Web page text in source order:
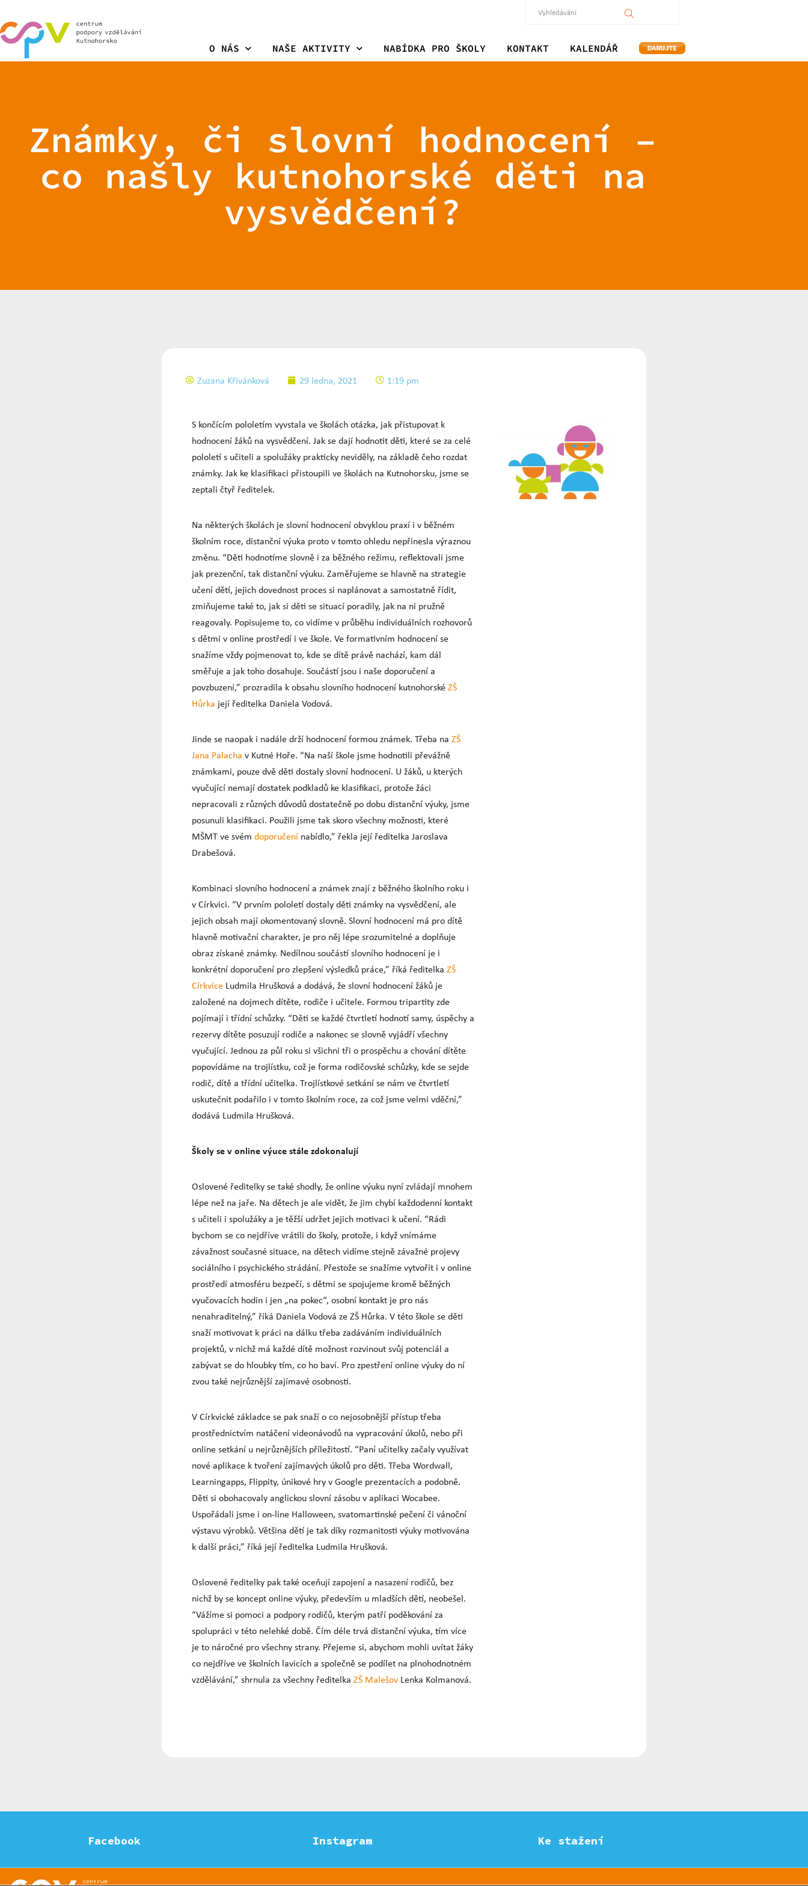
O NÁS NAŠE AKTIVITY NABÍDKA PRO ŠKOLY KONTAKT KALENDÁŘ
Známky, či slovní hodnocení –
co našly kutnohorské děti na
vysvědčení?
Zuzana Křivánková 29 ledna, 2021 1:19 pm
S končícím pololetím vyvstala ve školách otázka, jak přistupovat k
hodnocení žáků na vysvědčení. Jak se dají hodnotit děti, které se za celé
pololetí s učiteli a spolužáky prakticky neviděly, na základě čeho rozdat
známky. Jak ke klasifikaci přistoupili ve školách na Kutnohorsku, jsme se
zeptali čtyř ředitelek.
Na některých školách je slovní hodnocení obvyklou praxí i v běžném
školním roce, distanční výuka proto v tomto ohledu nepřinesla výraznou
změnu. “Děti hodnotíme slovně i za běžného režimu, reflektovali jsme
jak prezenční, tak distanční výuku. Zaměřujeme se hlavně na strategie
učení dětí, jejich dovednost proces si naplánovat a samostatně řídit,
zmiňujeme také to, jak si děti se situací poradily, jak na ni pružně
reagovaly. Popisujeme to, co vidíme v průběhu individuálních rozhovorů
s dětmi v online prostředí i ve škole. Ve formativním hodnocení se
snažíme vždy pojmenovat to, kde se dítě právě nachází, kam dál
směřuje a jak toho dosahuje. Součástí jsou i naše doporučení a
povzbuzení,” prozradila k obsahu slovního hodnocení kutnohorskéZŠ
Hůrka její ředitelka Daniela Vodová.
Jinde se naopak i nadále drží hodnocení formou známek. Třeba na ZŠ
Jana Palacha v Kutné Hoře. “Na naší škole jsme hodnotili převážně
známkami, pouze dvě děti dostaly slovní hodnocení. U žáků, u kterých
vyučující nemají dostatek podkladů ke klasifikaci, protože žáci
nepracovali z různých důvodů dostatečně po dobu distanční výuky, jsme
posunuli klasifikaci. Použili jsme tak skoro všechny možnosti, které
MŠMT ve svém doporučenínabídlo,” řekla její ředitelka Jaroslava
Drabešová.
Kombinaci slovního hodnocení a známek znají z běžného školního roku i
v Církvici. “V prvním pololetí dostaly děti známky na vysvědčení, ale
jejich obsah mají okomentovaný slovně. Slovní hodnocení má pro dítě
hlavně motivační charakter, je pro něj lépe srozumitelné a doplňuje
obraz získané známky. Nedílnou součástí slovního hodnocení je i
konkrétní doporučení pro zlepšení výsledků práce,” říká ředitelka ZŠ
CírkviceLudmila Hrušková a dodává, že slovní hodnocení žáků je
založené na dojmech dítěte, rodiče i učitele. Formou tripartity zde
pojímají i třídní schůzky. “Děti se každé čtvrtletí hodnotí samy, úspěchy a
rezervy dítěte posuzují rodiče a nakonec se slovně vyjádří všechny
vyučující. Jednou za půl roku si všichni tři o prospěchu a chování dítěte
popovídáme na trojlístku, což je forma rodičovské schůzky, kde se sejde
rodič, dítě a třídní učitelka. Trojlístkové setkání se nám ve čtvrtletí
uskutečnit podařilo i v tomto školním roce, za což jsme velmi vděční,”
dodává Ludmila Hrušková.
Školy se v online výuce stále zdokonalují
Oslovené ředitelky se také shodly, že online výuku nyní zvládají mnohem
lépe než na jaře. Na dětech je ale vidět, že jim chybí každodenní kontakt
s učiteli i spolužáky a je těžší udržet jejich motivaci k učení. “Rádi
bychom se co nejdříve vrátili do školy, protože, i když vnímáme
závažnost současné situace, na dětech vidíme stejně závažné projevy
sociálního i psychického strádání. Přestože se snažíme vytvořit i v online
prostředí atmosféru bezpečí, s dětmi se spojujeme kromě běžných
vyučovacích hodin i jen „na pokec“, osobní kontakt je pro nás
nenahraditelný,” říká Daniela Vodová ze ZŠ Hůrka. V této škole se děti
snaží motivovat k práci na dálku třeba zadáváním individuálních
projektů, v nichž má každé dítě možnost rozvinout svůj potenciál a
zabývat se do hloubky tím, co ho baví. Pro zpestření online výuky do ní
zvou také nejrůznější zajímavé osobnosti.
V Církvické základce se pak snaží o co nejosobnější přístup třeba
prostřednictvím natáčení videonávodů na vypracování úkolů, nebo při
online setkání u nejrůznějších příležitostí. “Paní učitelky začaly využívat
nové aplikace k tvoření zajímavých úkolů pro děti. Třeba Wordwall,
Learningapps, Flippity, únikové hry v Google prezentacích a podobně.
Děti si obohacovaly anglickou slovní zásobu v aplikaci Wocabee.
Uspořádali jsme i on-line Halloween, svatomartinské pečení či vánoční
výstavu výrobků. Většina dětí je tak díky rozmanitosti výuky motivována
k další práci,” říká její ředitelka Ludmila Hrušková.
Oslovené ředitelky pak také oceňují zapojení a nasazení rodičů, bez
nichž by se koncept online výuky, především u mladších dětí, neobešel.
“Vážíme si pomoci a podpory rodičů, kterým patří poděkování za
spolupráci v této nelehké době. Čím déle trvá distanční výuka, tím více
je to náročné pro všechny strany. Přejeme si, abychom mohli uvítat žáky
co nejdříve ve školních lavicích a společně se podílet na plnohodnotném
vzdělávání,” shrnula za všechny ředitelka ZŠ MalešovLenka Kolmanová.
Facebook Instagram Ke stažení